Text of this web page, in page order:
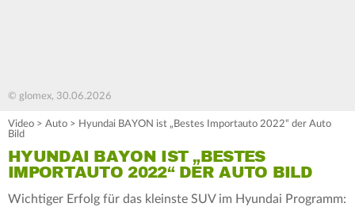
© glomex, 30.06.2026
Video > Auto > Hyundai BAYON ist „Bestes Importauto 2022“ der Auto
Bild
HYUNDAI BAYON IST „BESTES
IMPORTAUTO 2022“ DER AUTO BILD
Wichtiger Erfolg für das kleinste SUV im Hyundai Programm: